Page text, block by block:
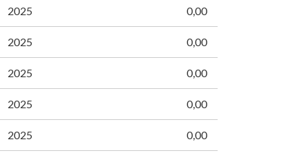
2025 0,00
2025 0,00
2025 0,00
2025 0,00
2025 0,00